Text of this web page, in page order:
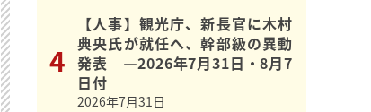
【人事】観光庁、新長官に木村
典央氏が就任へ、幹部級の異動
発表 ―2026年7月31日・8月7
日付
2026年7月31日